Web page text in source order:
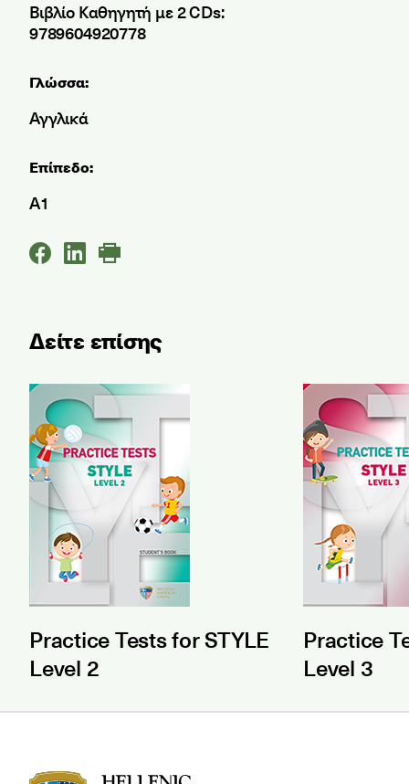
Βιβλίο Καθηγητή με 2 CDs:
9789604920778
Γλώσσα:
Αγγλικά
Επίπεδο:
A1
Δείτε επίσης
Practice Tests for STYLE
Practice Tests for STYLE
Level 2
Practice
Level 3